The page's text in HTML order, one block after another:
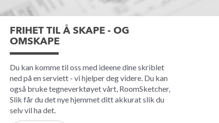
FRIHET TIL Å SKAPE - OG
OMSKAPE
Du kan komme til oss med ideene dine skriblet
ned på en serviett - vi hjelper deg videre. Du kan
også bruke tegneverktøyet vårt, RoomSketcher,
Slik får du det nye hjemmet ditt akkurat slik du
selv vil ha det.